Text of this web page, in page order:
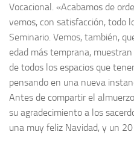
Vocacional. «Acabamos de
vemos, con satisfacción, todo
Seminario. Vemos, también,
edad más temprana,
de todos los espacios que
pensando en una nueva
Antes de compartir el
su agradecimiento a los
una muy feliz Navidad, y un